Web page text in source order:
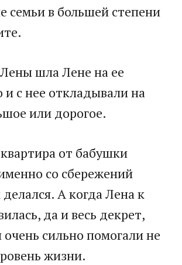
семьи в большей степени
шла Лене на ее
и с нее откладывали на
или дорогое.
от бабушки
со сбережений
А когда Лена к
да и весь декрет,
сильно помогали не
жизни.